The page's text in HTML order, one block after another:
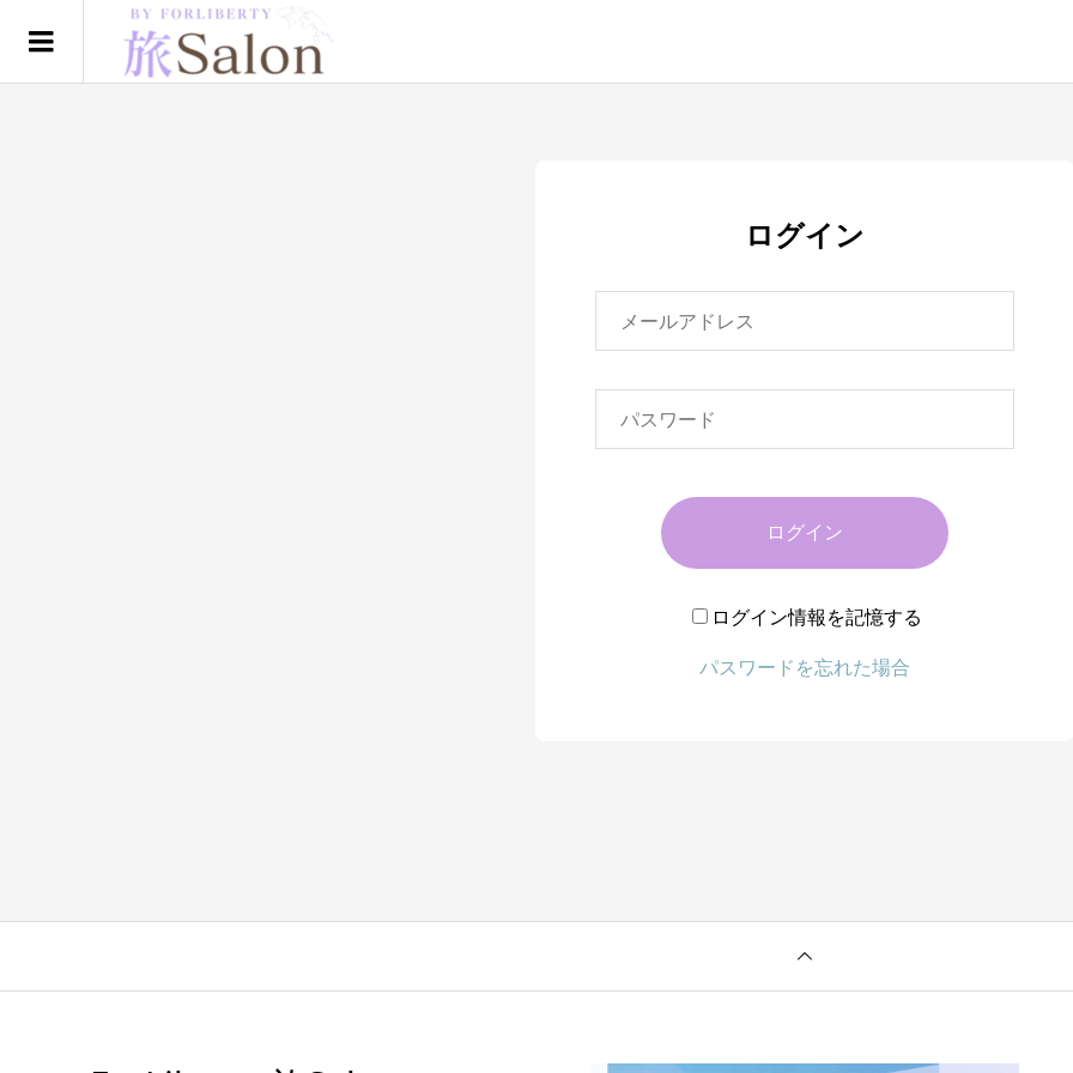
ログイン
ログイン
ログイン情報を記憶する
パスワードを忘れた場合